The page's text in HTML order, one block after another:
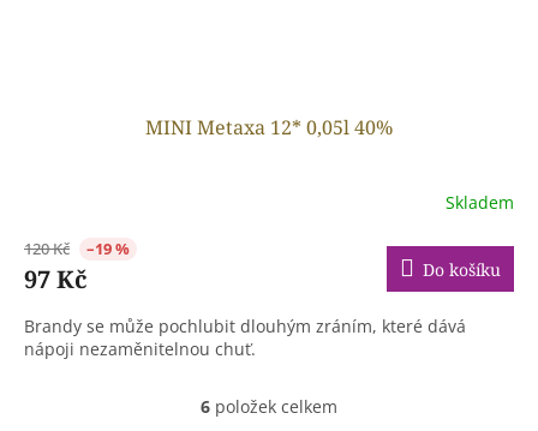
MINI Metaxa 12* 0,05l 40%
Skladem
120 Kč –19 %
97 Kč Do košíku
Brandy se může pochlubit dlouhým zráním, které dává
nápoji nezaměnitelnou chuť.
O
6 položek celkem